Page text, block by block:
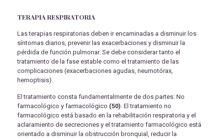
TERAPIA RESPIRATORIA
Las terapias respiratorias deben ir encaminadas a disminuir los
síntomas diarios, prevenir las exacerbaciones y disminuir la
pérdida de función pulmonar. Se debe considerar tanto el
tratamiento de la fase estable como el tratamiento de las
complicaciones (exacerbaciones agudas, neumotórax,
hemoptisis).
El tratamiento consta fundamentalmente de dos partes: No
farmacológico y farmacológico (50). El tratamiento no
farmacológico está basado en la rehabilitación respiratoria y el
aclaramiento de secreciones y el tratamiento farmacológico está
orientado a disminuir la obstrucción bronquial, reducir la